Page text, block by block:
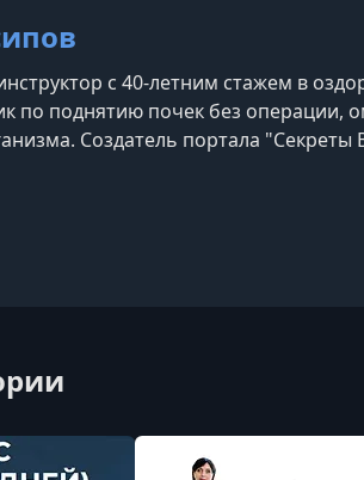
с 40-летним стажем в
по поднятию почек без
Создатель портала
года проводит